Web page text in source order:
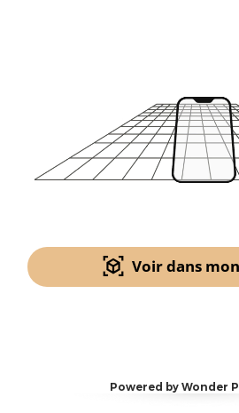
Voir dans
Powered by Wonder